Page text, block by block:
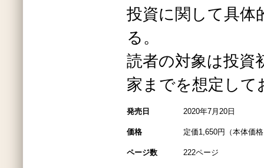
投資に関して具体
る。
読者の対象は投資
家までを想定し
発売日 2020年7月20日
価格 定価1,650円（本体価
ページ数 222ページ